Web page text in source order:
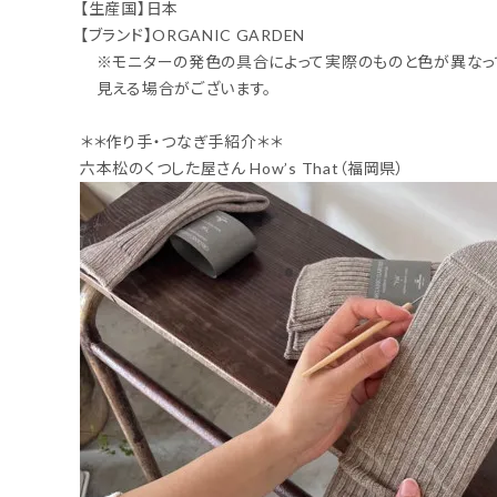
【生産国】日本
【ブランド】ORGANIC GARDEN
※モニターの発色の具合によって実際のものと色が異な
見える場合がございます。
＊＊作り手・つなぎ手紹介＊＊
六本松のくつした屋さん How’s That（福岡県）